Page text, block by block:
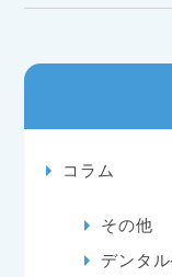
コラム
その他
デンタ